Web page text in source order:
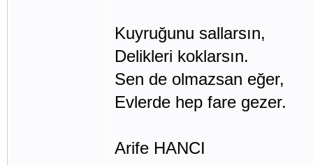
Kuyruğunu sallarsın,
Delikleri koklarsın.
Sen de olmazsan eğer,
Evlerde hep fare gezer.
Arife HANCI